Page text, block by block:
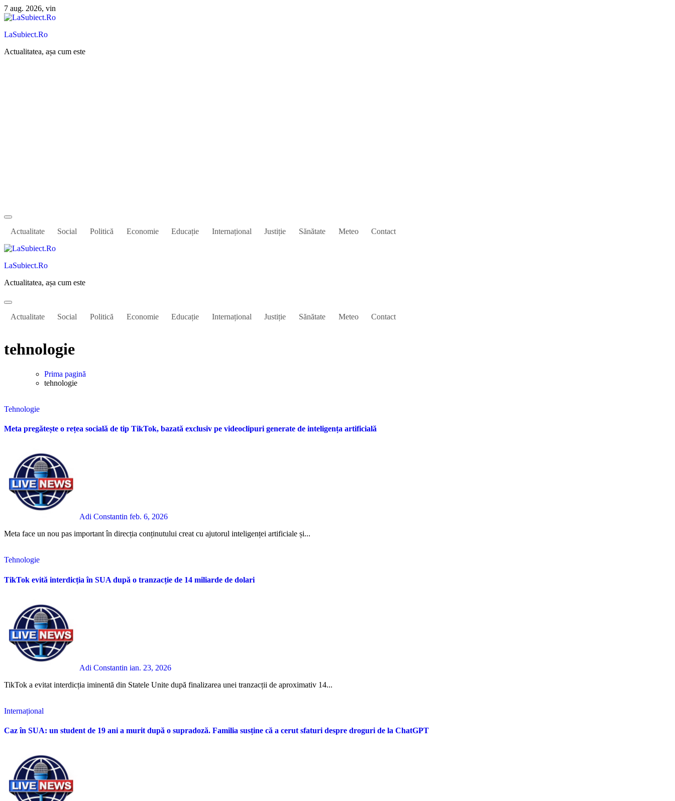
Sari
la
7 aug. 2026, vin
LaSubiect.Ro
Actualitatea, așa cum este
Actualitate Social Politică Economie Educație Internațional Justiție Sănătate Meteo Contact
LaSubiect.Ro
Actualitatea, așa cum este
Actualitate Social Politică Economie Educație Internațional Justiție Sănătate Meteo Contact
tehnologie
Prima pagină
tehnologie
Tehnologie
Meta pregătește o rețea socială de tip TikTok, bazată exclusiv pe videoclipuri generate de inteligența artificială
Adi Constantin feb. 6, 2026
Meta face un nou pas important în direcția conținutului creat cu ajutorul inteligenței artificiale și...
Tehnologie
TikTok evită interdicția în SUA după o tranzacție de 14 miliarde de dolari
Adi Constantin ian. 23, 2026
TikTok a evitat interdicția iminentă din Statele Unite după finalizarea unei tranzacții de aproximativ 14...
Internațional
Caz în SUA: un student de 19 ani a murit după o supradoză. Familia susține că a cerut sfaturi despre droguri de la ChatGPT